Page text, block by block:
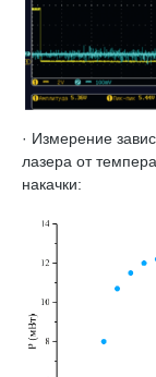
· Измерение
лазера от
накачки: